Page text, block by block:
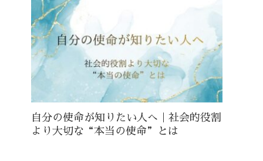
自分の使命が知りたい人へ｜社会的役割
より大切な“本当の使命”とは